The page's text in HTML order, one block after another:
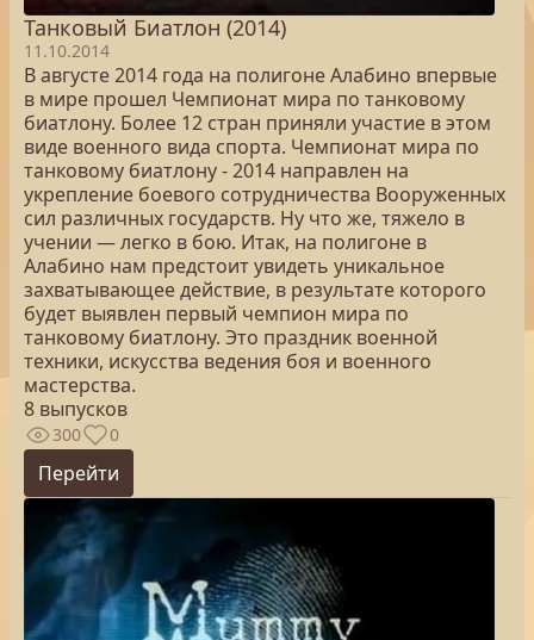
Танковый Биатлон (2014)
11.10.2014
В августе 2014 года на полигоне Алабино впервые
в мире прошел Чемпионат мира по танковому
биатлону. Более 12 стран приняли участие в этом
виде военного вида спорта. Чемпионат мира по
танковому биатлону - 2014 направлен на
укрепление боевого сотрудничества Вооруженных
сил различных государств. Ну что же, тяжело в
учении — легко в бою. Итак, на полигоне в
Алабино нам предстоит увидеть уникальное
захватывающее действие, в результате которого
будет выявлен первый чемпион мира по
танковому биатлону. Это праздник военной
техники, искусства ведения боя и военного
мастерства.
8 выпусков
300 0
Перейти